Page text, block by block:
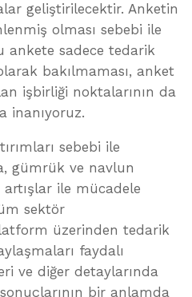
geliştirilecektir. Anketin
olması sebebi ile
ankete sadece tedarik
bakılmaması, anket
işbirliği noktalarının da
inanıyoruz.
sebebi ile
gümrük ve navlun
ile mücadele
sektör
üzerinden tedarik
faydalı
ve diğer detaylarında
bir anlamda